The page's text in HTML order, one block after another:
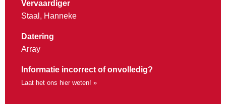
Vervaardiger
Staal, Hanneke
Datering
Array
Informatie incorrect of onvolledig?
Laat het ons hier weten! »